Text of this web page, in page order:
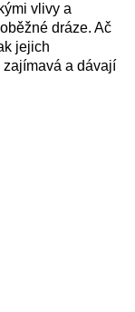
vlivy a
dráze. Ač
jejich
a dávají